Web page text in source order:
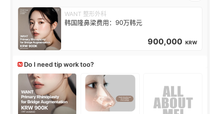
WANT 整形外科
韩国隆鼻梁费用：90万韩元
900,000 KRW
Do I need tip work too?